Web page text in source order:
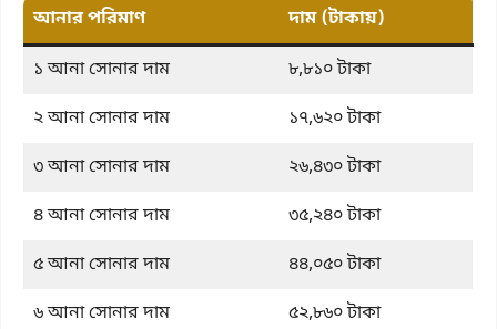
আনার পরিমাণ দাম (টাকায়)
১ আনা সোনার দাম
৮,৮১০ টাকা
২ আনা সোনার দাম
১৭,৬২০ টাকা
৩ আনা সোনার দাম
২৬,৪৩০ টাকা
৪ আনা সোনার দাম
৩৫,২৪০ টাকা
৫ আনা সোনার দাম
৪৪,০৫০ টাকা
৬ আনা সোনার দাম
৫২,৮৬০ টাকা